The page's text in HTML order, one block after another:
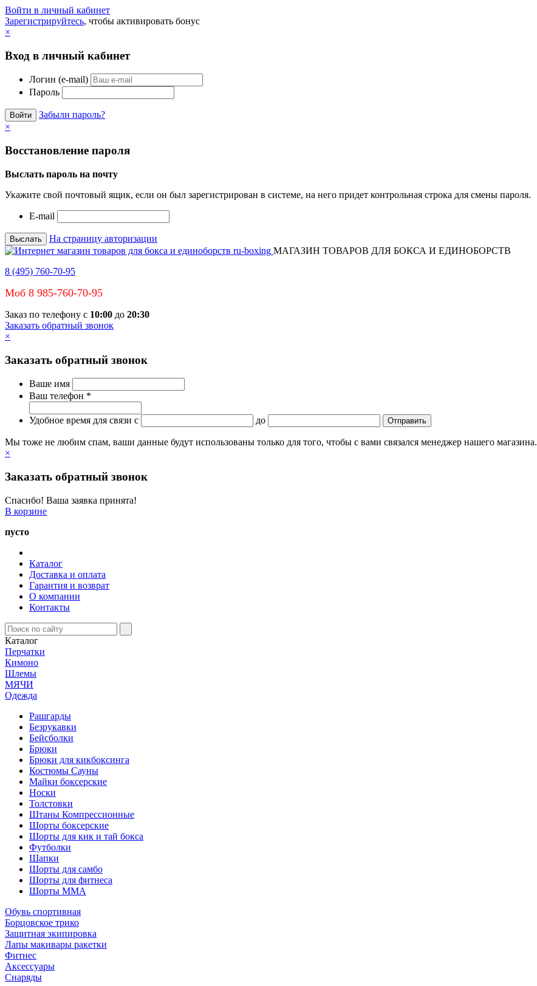
Войти в личный кабинет
Зарегистрируйтесь, чтобы активировать бонус
×
Вход в личный кабинет
Логин (e-mail)
Пароль
Забыли пароль?
×
Восстановление пароля
Выслать пароль на почту
Укажите свой почтовый ящик, если он был зарегистрирован в системе, на него придет контрольная строка для смены пароля.
E-mail
На страницу авторизации
МАГАЗИН ТОВАРОВ ДЛЯ БОКСА И ЕДИНОБОРСТВ
8 (495) 760-70-95
Моб 8 985-760-70-95
Заказ по телефону с 10:00 до 20:30
Заказать обратный звонок
×
Заказать обратный звонок
Ваше имя
Ваш телефон *
Удобное время для связи c до
Мы тоже не любим спам, ваши данные будут использованы только для того, чтобы с вами связался менеджер нашего магазина.
×
Заказать обратный звонок
Спасибо! Ваша заявка принята!
В корзине
пусто
Каталог
Доставка и оплата
Гарантия и возврат
О компании
Контакты
Каталог
Перчатки
Кимоно
Шлемы
МЯЧИ
Одежда
Рашгарды
Безрукавки
Бейсболки
Брюки
Брюки для кикбоксинга
Костюмы Сауны
Майки боксерские
Носки
Толстовки
Штаны Компрессионные
Шорты боксерские
Шорты для кик и тай бокса
Футболки
Шапки
Шорты для самбо
Шорты для фитнеса
Шорты ММА
Обувь спортивная
Борцовское трико
Защитная экипировка
Лапы макивары ракетки
Фитнес
Аксессуары
Снаряды